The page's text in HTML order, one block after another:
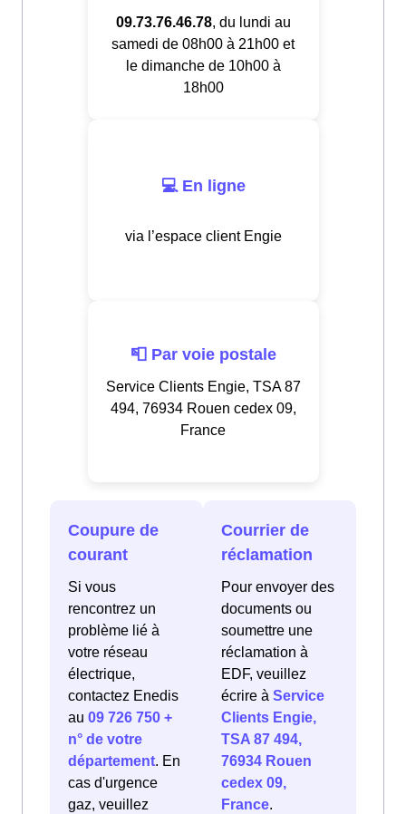
09.73.76.46.78, du lundi au
samedi de 08h00 à 21h00 et
le dimanche de 10h00 à
18h00
💻 En ligne
via l’espace client Engie
📮 Par voie postale
Service Clients Engie, TSA 87
494, 76934 Rouen cedex 09,
France
Coupure de
courant
Si vous
rencontrez un
problème lié à
votre réseau
électrique,
contactez Enedis
au 09 726 750 +
n° de votre
département. En
cas d'urgence
gaz, veuillez
Courrier de
réclamation
Pour envoyer des
documents ou
soumettre une
réclamation à
EDF, veuillez
écrire à Service
Clients Engie,
TSA 87 494,
76934 Rouen
cedex 09,
France.